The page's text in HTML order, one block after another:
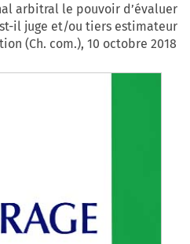
arbitral le pouvoir d’évaluer
il juge et/ou tiers estimateur
(Ch. com.), 10 octobre 2018